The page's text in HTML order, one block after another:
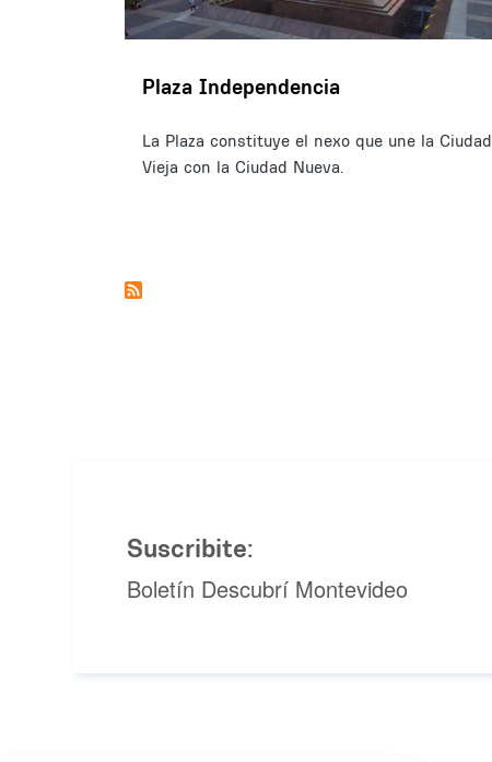
Plaza Independencia
La Plaza constituye el nexo que une la Ciudad
Vieja con la Ciudad Nueva.
Suscribite:
Boletín Descubrí Montevideo